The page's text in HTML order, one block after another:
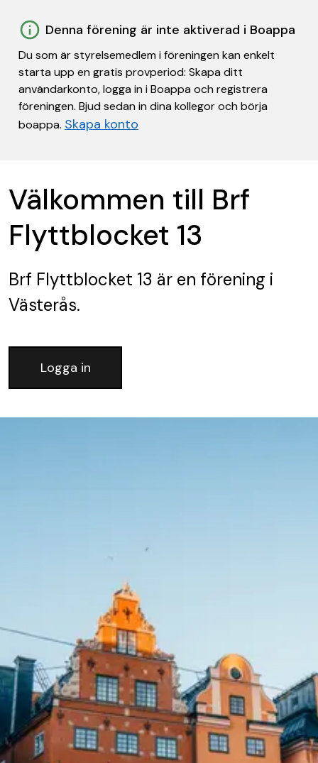
Denna förening är inte aktiverad i Boappa
Du som är styrelsemedlem i föreningen kan enkelt
starta upp en gratis provperiod: Skapa ditt
användarkonto, logga in i Boappa och registrera
föreningen. Bjud sedan in dina kollegor och börja
boappa. Skapa konto
Välkommen till Brf
Flyttblocket 13
Brf Flyttblocket 13 är en förening i
Västerås.
Logga in